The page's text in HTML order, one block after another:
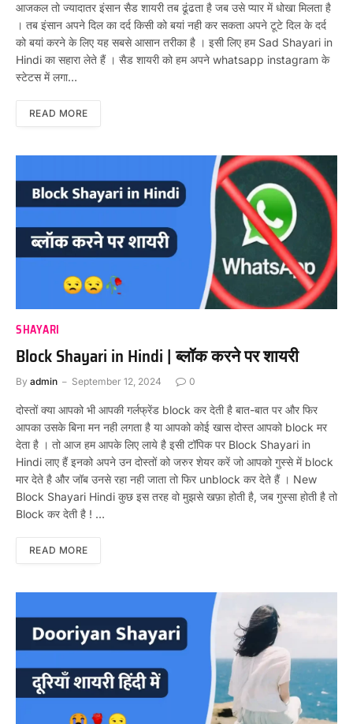
आजकल तो ज्यादातर इंसान सैड शायरी तब ढूंढता है जब उसे प्यार में धोखा मिलता है
। तब इंसान अपने दिल का दर्द किसी को बयां नही कर सकता अपने टूटे दिल के दर्द
को बयां करने के लिए यह सबसे आसान तरीका है । इसी लिए हम Sad Shayari in
Hindi का सहारा लेते हैं । सैड शायरी को हम अपने whatsapp instagram के
स्टेटस में लगा…
READ MORE
SHAYARI
Block Shayari in Hindi | ब्लॉक करने पर शायरी
By admin September 12, 2024 0
दोस्तों क्या आपको भी आपकी गर्लफ्रेंड block कर देती है बात-बात पर और फिर
आपका उसके बिना मन नही लगता है या आपको कोई खास दोस्त आपको block मर
देता है । तो आज हम आपके लिए लाये है इसी टॉपिक पर Block Shayari in
Hindi लाए हैं इनको अपने उन दोस्तों को जरुर शेयर करें जो आपको गुस्से में block
मार देते है और जॉब उनसे रहा नही जाता तो फिर unblock कर देते हैं । New
Block Shayari Hindi कुछ इस तरह वो मुझसे खफ़ा होती है, जब गुस्सा होती है तो
Block कर देती है ! …
READ MORE